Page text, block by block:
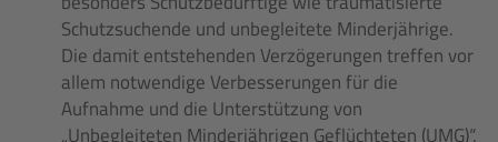
Schutzsuchende und unbegleitete Minderjährige.
Die damit entstehenden Verzögerungen treffen vor
allem notwendige Verbesserungen für die
Aufnahme und die Unterstützung von
„Unbegleiteten Minderjährigen Geflüchteten (UMG)“.